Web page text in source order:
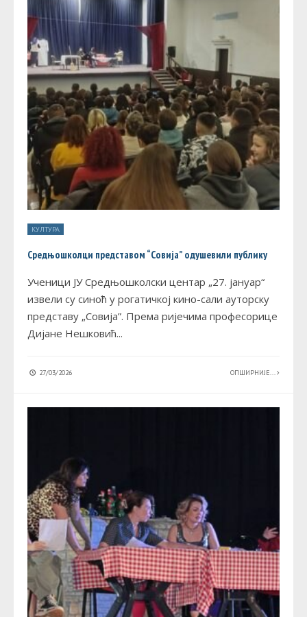
КУЛТУРА
Средњошколци представом “Совија” одушевили публику
Ученици ЈУ Средњошколски центар „27. јануар“
извели су синоћ у рогатичкој кино-сали ауторску
представу „Совија”. Према ријечима професорице
Дијане Нешковић...
27/03/2026 ОПШИРНИЈЕ...